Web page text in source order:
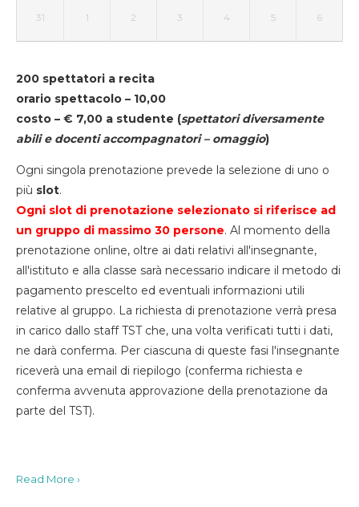
31 1 2 3 4 5 6
200 spettatori a recita
orario spettacolo – 10,00
costo – € 7,00 a studente (spettatori diversamente
abili e docenti accompagnatori – omaggio)
Ogni singola prenotazione prevede la selezione di uno o
più slot.
Ogni slot di prenotazione selezionato si riferisce ad
un gruppo di massimo 30 persone. Al momento della
prenotazione online, oltre ai dati relativi all'insegnante,
all'istituto e alla classe sarà necessario indicare il metodo di
pagamento prescelto ed eventuali informazioni utili
relative al gruppo. La richiesta di prenotazione verrà presa
in carico dallo staff TST che, una volta verificati tutti i dati,
ne darà conferma. Per ciascuna di queste fasi l'insegnante
riceverà una email di riepilogo (conferma richiesta e
conferma avvenuta approvazione della prenotazione da
parte del TST).
Read More ›